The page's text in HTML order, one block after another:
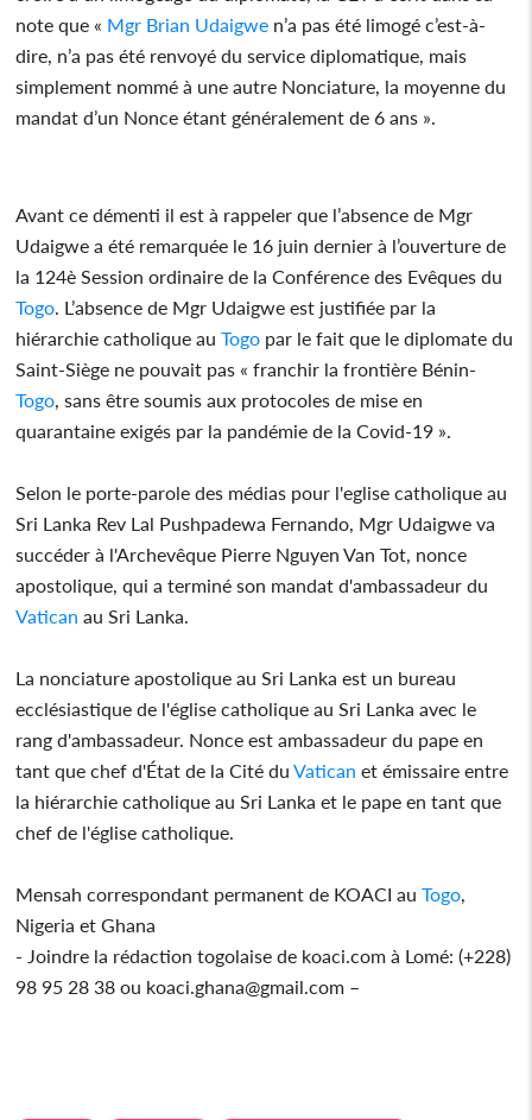
note que « Mgr Brian Udaigwe n’a pas été limogé c’est-à-
dire, n’a pas été renvoyé du service diplomatique, mais
simplement nommé à une autre Nonciature, la moyenne du
mandat d’un Nonce étant généralement de 6 ans ».
Avant ce démenti il est à rappeler que l’absence de Mgr
Udaigwe a été remarquée le 16 juin dernier à l’ouverture de
la 124è Session ordinaire de la Conférence des Evêques du
Togo . L’absence de Mgr Udaigwe est justifiée par la
hiérarchie catholique auTogo par le fait que le diplomate du
Saint-Siège ne pouvait pas « franchir la frontière Bénin-
Togo , sans être soumis aux protocoles de mise en
quarantaine exigés par la pandémie de la Covid-19 ».
Selon le porte-parole des médias pour l'eglise catholique au
Sri Lanka Rev Lal Pushpadewa Fernando, Mgr Udaigwe va
succéder à l'Archevêque Pierre Nguyen Van Tot, nonce
apostolique, qui a terminé son mandat d'ambassadeur du
Vatican au Sri Lanka.
La nonciature apostolique au Sri Lanka est un bureau
ecclésiastique de l'église catholique au Sri Lanka avec le
rang d'ambassadeur. Nonce est ambassadeur du pape en
tant que chef d'État de la Cité du Vatican et émissaire entre
la hiérarchie catholique au Sri Lanka et le pape en tant que
chef de l'église catholique.
Mensah correspondant permanent de KOACI auTogo
Nigeria et Ghana
- Joindre la rédaction togolaise de koaci.com à Lomé: (+228)
98 95 28 38 ou koaci.ghana@gmail.com –